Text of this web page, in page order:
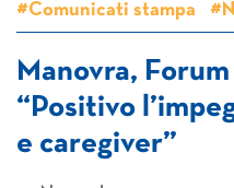
#Comunicati stampa
Manovra,
“Positivo
e caregiver”